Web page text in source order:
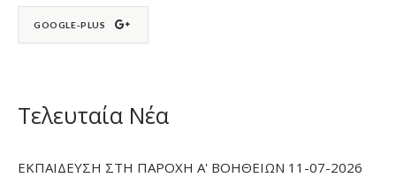
GOOGLE-PLUS
Τελευταία Νέα
ΕΚΠΑΙΔΕΥΣΗ ΣΤΗ ΠΑΡΟΧΗ Α' ΒΟΗΘΕΙΩΝ 11-07-2026